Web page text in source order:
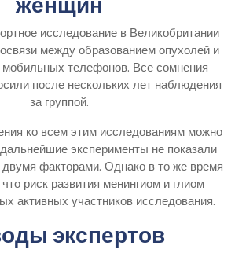
исследование в Великобритании
между образованием опухолей и
мобильных телефонов. Все сомнения
после нескольких лет наблюдения
за группой.
ко всем этим исследованиям можно
эксперименты не показали
факторами. Однако в то же время
риск развития менингиом и глиом
активных участников исследования.
экспертов